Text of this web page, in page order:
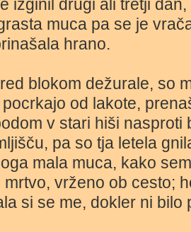
izginil drugi ali tretji
muca pa se je
hrano.
blokom dežurale, so
od lakote,
v stari hiši nasproti
pa so tja letela
mala muca, kako
vrženo ob cesto;
si se me, dokler ni bilo